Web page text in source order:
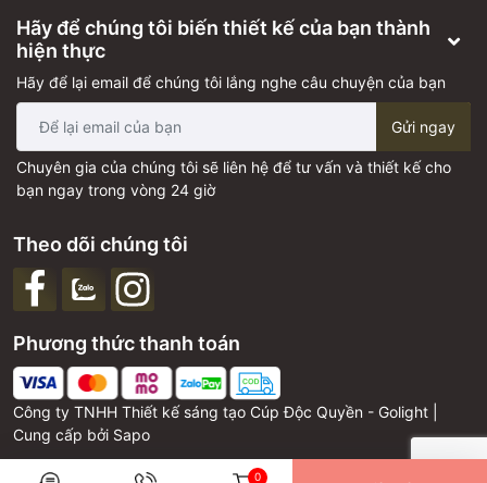
Hãy để chúng tôi biến thiết kế của bạn thành
hiện thực
Hãy để lại email để chúng tôi lắng nghe câu chuyện của bạn
Gửi ngay
Chuyên gia của chúng tôi sẽ liên hệ để tư vấn và thiết kế cho
bạn ngay trong vòng 24 giờ
Công ty TNHH Thiết kế sáng tạo Cúp Độc Quyền - Golight |
Cung cấp bởi Sapo
Phương thức thanh toán
Theo dõi chúng tôi
0